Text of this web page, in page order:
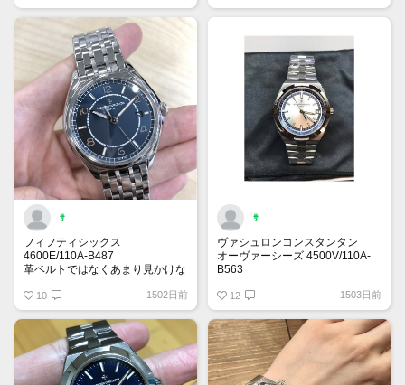
来月から10%程定価が上がるよう
なるところです。
ｻ
フィフティシックス
4600E/110A-B487
革ベルトではなくあまり見かけな
厚さ9.6mm、ケース径40mm。
ブレスの着け心地は非常に良いで
す。
スーツに合わせて着けていたら間
違いなくキマる1本。
ブレスタイプなのでこれからの季
節でも問題なく使えますね。
10 1502日前
ｻ
ヴァシュロンコンスタンタン
オーヴァーシーズ 4500V/110A-
B563
数が少ないうえにスイス限定の
為、実物を見る事が非常に困難な
モデル。
通常のシルバー文字盤と比べて文
字盤の外側のデザインが1番の違
いでしょうか。
個人的に好きなデザインです。
12 1503日前